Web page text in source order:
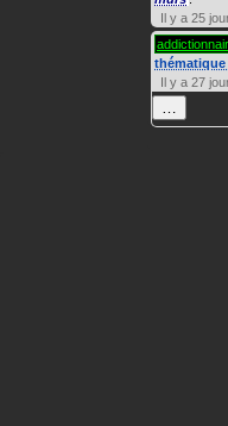
Il y a 25
Il y a 27
…